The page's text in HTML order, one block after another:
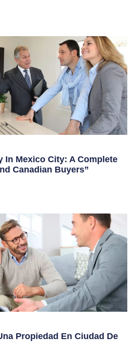
In Mexico City: A Complete
Canadian Buyers”
Propiedad En Ciudad De